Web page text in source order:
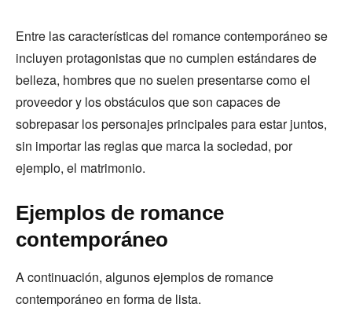
Entre las características del romance contemporáneo se
incluyen protagonistas que no cumplen estándares de
belleza, hombres que no suelen presentarse como el
proveedor y los obstáculos que son capaces de
sobrepasar los personajes principales para estar juntos,
sin importar las reglas que marca la sociedad, por
ejemplo, el matrimonio.
Ejemplos de romance
contemporáneo
A continuación, algunos ejemplos de romance
contemporáneo en forma de lista.